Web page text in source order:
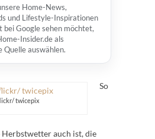
Home-News,
und Lifestyle-Inspirationen
Google sehen möchtet,
Insider.de als
Quelle auswählen.
twicepix
So
Herbstwetter auch ist, die